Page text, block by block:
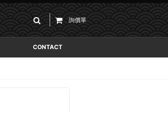
詢價單
CONTACT